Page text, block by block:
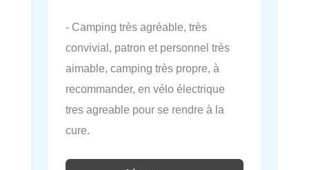
- Camping très agréable, très
convivial, patron et personnel très
aimable, camping très propre, à
recommander, en vélo électrique
tres agreable pour se rendre à la
cure.